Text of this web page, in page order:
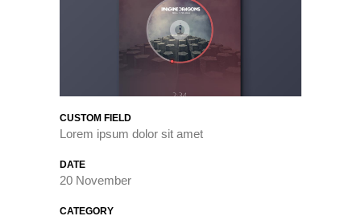
CUSTOM FIELD
Lorem ipsum dolor sit amet
DATE
20 November
CATEGORY